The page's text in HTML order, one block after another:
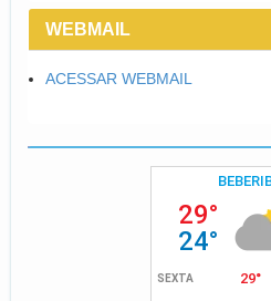
WEBMAIL
ACESSAR WEBMAIL